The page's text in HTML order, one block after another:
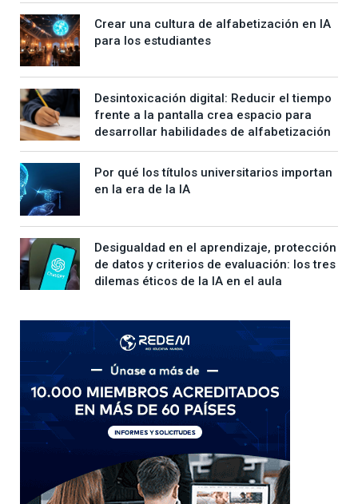
Crear una cultura de alfabetización en IA
para los estudiantes
Desintoxicación digital: Reducir el tiempo
frente a la pantalla crea espacio para
desarrollar habilidades de alfabetización
Por qué los títulos universitarios importan
en la era de la IA
Desigualdad en el aprendizaje, protección
de datos y criterios de evaluación: los tres
dilemas éticos de la IA en el aula